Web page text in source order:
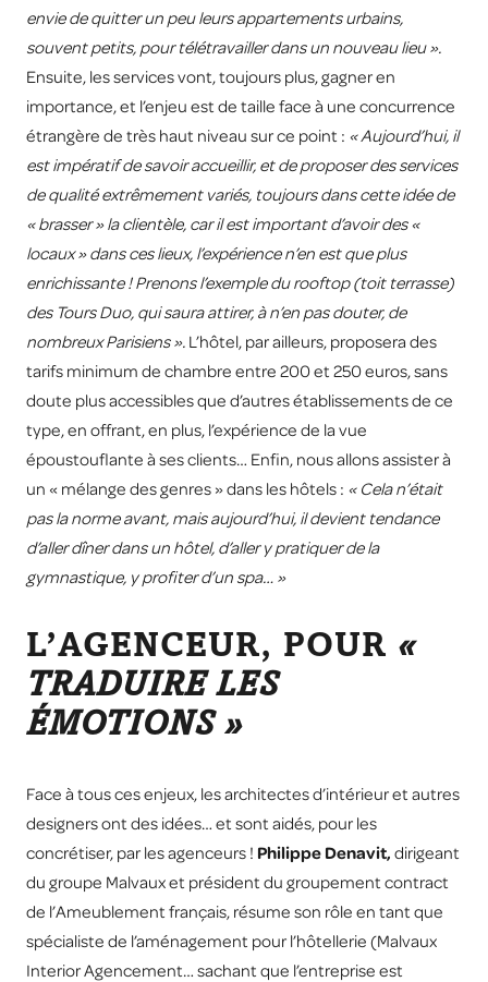
envie de quitter un peu leurs appartements urbains,
souvent petits, pour télétravailler dans un nouveau lieu ».
Ensuite, les services vont, toujours plus, gagner en
importance, et l’enjeu est de taille face à une concurrence
étrangère de très haut niveau sur ce point : « Aujourd’hui, il
est impératif de savoir accueillir, et de proposer des services
de qualité extrêmement variés, toujours dans cette idée de
« brasser » la clientèle, car il est important d’avoir des «
locaux » dans ces lieux, l’expérience n’en est que plus
enrichissante ! Prenons l’exemple du rooftop (toit terrasse)
des Tours Duo, qui saura attirer, à n’en pas douter, de
nombreux Parisiens ». L’hôtel, par ailleurs, proposera des
tarifs minimum de chambre entre 200 et 250 euros, sans
doute plus accessibles que d’autres établissements de ce
type, en offrant, en plus, l’expérience de la vue
époustouflante à ses clients… Enfin, nous allons assister à
un « mélange des genres » dans les hôtels : « Cela n’était
pas la norme avant, mais aujourd’hui, il devient tendance
d’aller dîner dans un hôtel, d’aller y pratiquer de la
gymnastique, y profiter d’un spa… »
L’AGENCEUR, POUR «
TRADUIRE LES
ÉMOTIONS »
Face à tous ces enjeux, les architectes d’intérieur et autres
designers ont des idées… et sont aidés, pour les
concrétiser, par les agenceurs ! Philippe Denavit, dirigeant
du groupe Malvaux et président du groupement contract
de l’Ameublement français, résume son rôle en tant que
spécialiste de l’aménagement pour l’hôtellerie (Malvaux
Interior Agencement… sachant que l’entreprise est